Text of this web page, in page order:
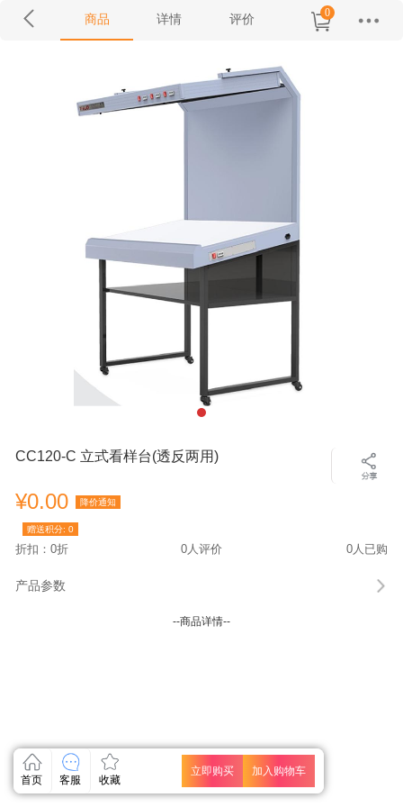
商品 详情 评价 0
CC120-C 立式看样台(透反两用)
¥0.00 降价通知
赠送积分: 0
折扣：0折 0人评价 0人已购
产品参数
--商品详情--
关闭
关闭
关闭
关闭
关闭
关闭
首页 客服 收藏
加入购物车
立即购买